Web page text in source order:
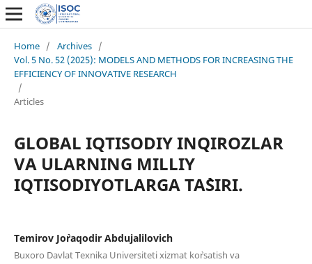
Home / Archives /
Vol. 5 No. 52 (2025): MODELS AND METHODS FOR INCREASING THE
EFFICIENCY OF INNOVATIVE RESEARCH
/
Articles
GLOBAL IQTISODIY INQIROZLAR
VA ULARNING MILLIY
IQTISODIYOTLARGA TA`SIRI.
Temirov Jo`raqodir Abdujalilovich
Buxoro Davlat Texnika Universiteti xizmat ko`rsatish va